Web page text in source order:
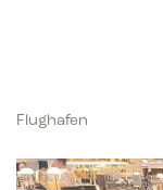
Flughafen